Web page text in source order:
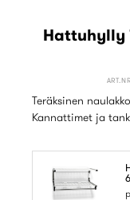
Hattuhylly
Teräksinen
Kannattimet ja